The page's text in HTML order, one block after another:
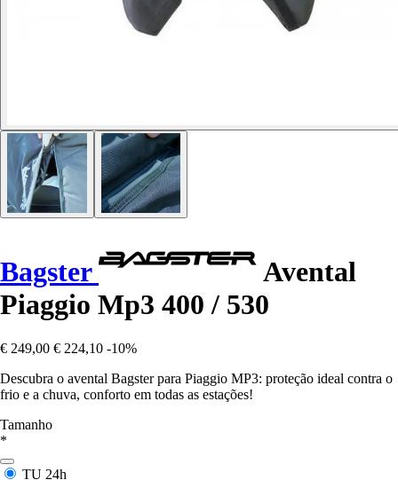
Bagster
Avental
Piaggio Mp3 400 / 530
€ 249,00 € 224,10 -10%
Descubra o avental Bagster para Piaggio MP3: proteção ideal contra o
frio e a chuva, conforto em todas as estações!
Tamanho
*
TU 24h